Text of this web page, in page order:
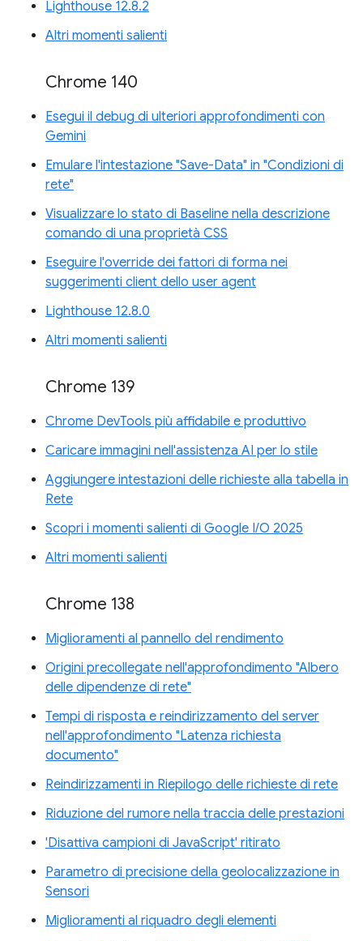
Lighthouse 12.8.2
Altri momenti salienti
Chrome 140
Esegui il debug di ulteriori approfondimenti con
Gemini
Emulare l'intestazione "Save-Data" in "Condizioni di
rete"
Visualizzare lo stato di Baseline nella descrizione
comando di una proprietà CSS
Eseguire l'override dei fattori di forma nei
suggerimenti client dello user agent
Lighthouse 12.8.0
Altri momenti salienti
Chrome 139
Chrome DevTools più affidabile e produttivo
Caricare immagini nell'assistenza AI per lo stile
Aggiungere intestazioni delle richieste alla tabella in
Rete
Scopri i momenti salienti di Google I/O 2025
Altri momenti salienti
Chrome 138
Miglioramenti al pannello del rendimento
Origini precollegate nell'approfondimento "Albero
delle dipendenze di rete"
Tempi di risposta e reindirizzamento del server
nell'approfondimento "Latenza richiesta
documento"
Reindirizzamenti in Riepilogo delle richieste di rete
Riduzione del rumore nella traccia delle prestazioni
'Disattiva campioni di JavaScript' ritirato
Parametro di precisione della geolocalizzazione in
Sensori
Miglioramenti al riquadro degli elementi